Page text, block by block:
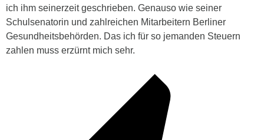
ich ihm seinerzeit geschrieben. Genauso wie seiner
Schulsenatorin und zahlreichen Mitarbeitern Berliner
Gesundheitsbehörden. Das ich für so jemanden Steuern
zahlen muss erzürnt mich sehr.